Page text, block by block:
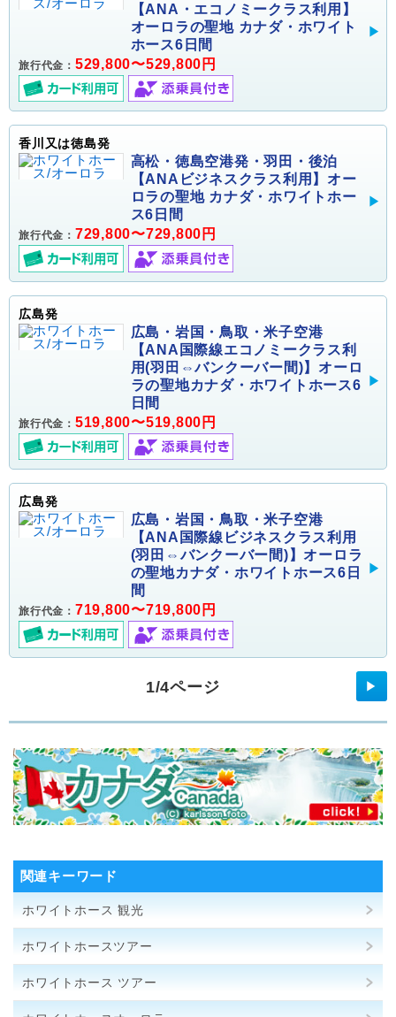
【ANA・エコノミークラス利用】
オーロラの聖地 カナダ・ホワイト
ホース6日間
旅行代金： 529,800〜529,800円
香川又は徳島発
高松・徳島空港発・羽田・後泊
【ANAビジネスクラス利用】オー
ロラの聖地 カナダ・ホワイトホー
ス6日間
旅行代金： 729,800〜729,800円
広島発
広島・岩国・鳥取・米子空港
【ANA国際線エコノミークラス利
用(羽田⇔バンクーバー間)】オーロ
ラの聖地カナダ・ホワイトホース6
日間
旅行代金： 519,800〜519,800円
広島発
広島・岩国・鳥取・米子空港
【ANA国際線ビジネスクラス利用
(羽田⇔バンクーバー間)】オーロラ
の聖地カナダ・ホワイトホース6日
間
旅行代金： 719,800〜719,800円
1/4ページ ▶
関連キーワード
ホワイトホース 観光
ホワイトホースツアー
ホワイトホース ツアー